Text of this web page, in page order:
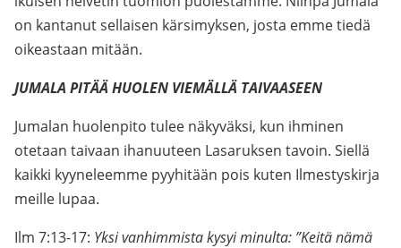
on kantanut sellaisen kärsimyksen, josta emme tiedä
oikeastaan mitään.
JUMALA PITÄÄ HUOLEN VIEMÄLLÄ TAIVAASEEN
Jumalan huolenpito tulee näkyväksi, kun ihminen
otetaan taivaan ihanuuteen Lasaruksen tavoin. Siellä
kaikki kyyneleemme pyyhitään pois kuten Ilmestyskirja
meille lupaa.
Ilm 7:13-17: Yksi vanhimmista kysyi minulta: ”Keitä nämä